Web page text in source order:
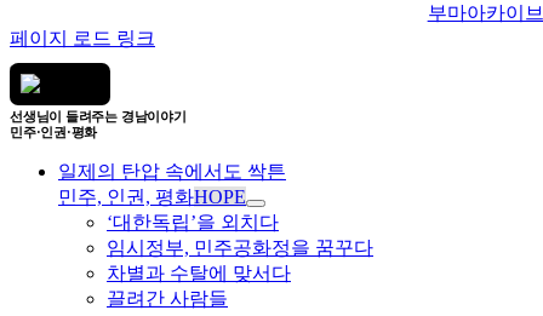
부마아카이브
페이지 로드 링크
선생님이 들려주는 경남이야기
민주·인권·평화
일제의 탄압 속에서도 싹튼
민주, 인권, 평화HOPE
‘대한독립’을 외치다
임시정부, 민주공화정을 꿈꾸다
차별과 수탈에 맞서다
끌려간 사람들